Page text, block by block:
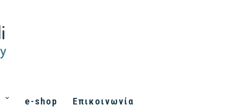
e-shop Επικοινωνία